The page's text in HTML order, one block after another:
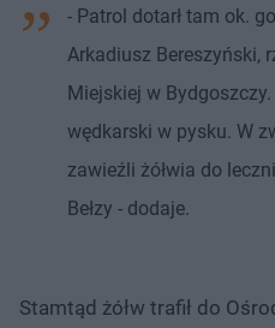
- Patrol dotarł tam ok.
Arkadiusz Bereszyński,
Miejskiej w
wędkarski w pysku. W
zawieźli żółwia do
Bełzy - dodaje.
Stamtąd żółw trafił do